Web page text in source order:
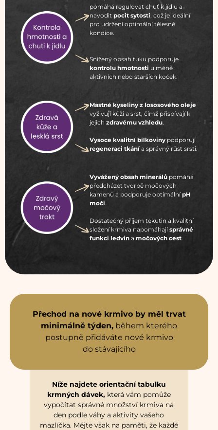
pomáhá regulovat chuť k jídlu a
navodit pocit sytosti, což je ideální
pro udržení optimální tělesné
kondice.
Snížený obsah tuku podporuje
kontrolu hmotnosti u méně
aktivních nebo starších koček.
Mastné kyseliny z lososového oleje
vyživují kůži a srst, čímž přispívají k
jejich zdravému vzhledu.
Vysoce kvalitní bílkovinypodporují
regeneraci tkánía správný růst srsti.
Vyvážený obsah minerálůpomáhá
předcházet tvorbě močových
kamenů a podporuje optimálnípH
moči.
Dostatečný příjem tekutin a kvalitní
složení krmiva napomáhajísprávné
funkci ledvina močových cest.
Přechod na nové krmivo by měl trvat
minimálně týden, během kterého
postupně přidáváte nové krmivo
do stávajícího
Níže najdete orientační tabulku
krmných dávek,která vám pomůže
vypočítat správné množství krmiva na
den podle váhy a aktivity vašeho
mazlíčka. Mějte však na paměti, že každé